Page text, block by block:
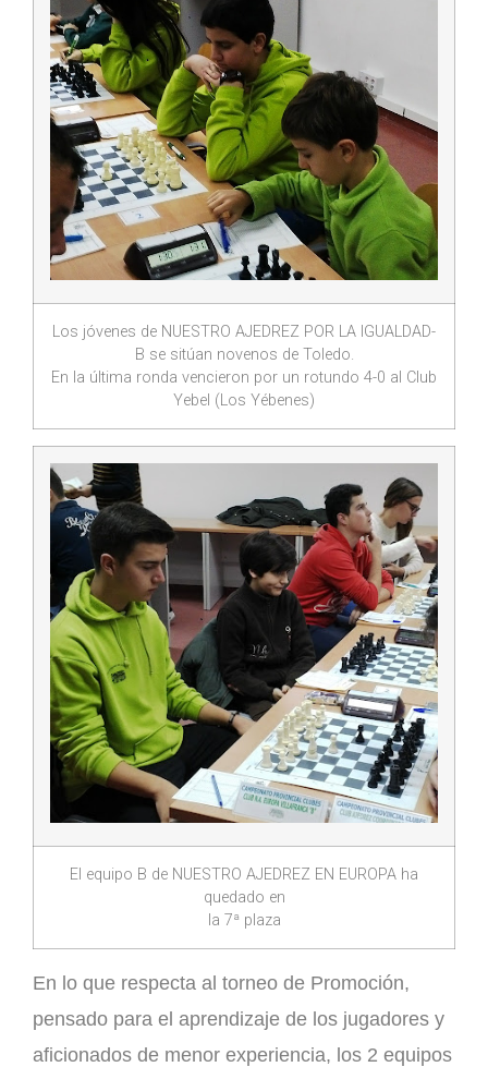
Los jóvenes de NUESTRO AJEDREZ POR LA IGUALDAD-
B se sitúan novenos de Toledo.
En la última ronda vencieron por un rotundo 4-0 al Club
Yebel (Los Yébenes)
El equipo B de NUESTRO AJEDREZ EN EUROPA ha
quedado en
la 7ª plaza
En lo que respecta al torneo de Promoción,
pensado para el aprendizaje de los jugadores y
aficionados de menor experiencia, los 2 equipos